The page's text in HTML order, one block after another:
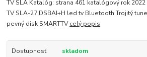
TV SLA Katalóg: strana 461 katalógový rok
TV SLA-27 DSBAI+H led tv Bluetooth Trojitý
pevný disk SMARTTVcelý popis
Dostupnosť skladom